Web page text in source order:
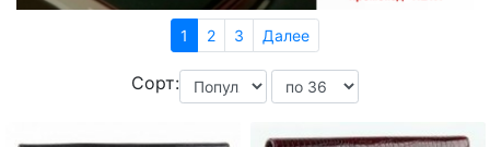
1 2 3 Далее
Сорт: